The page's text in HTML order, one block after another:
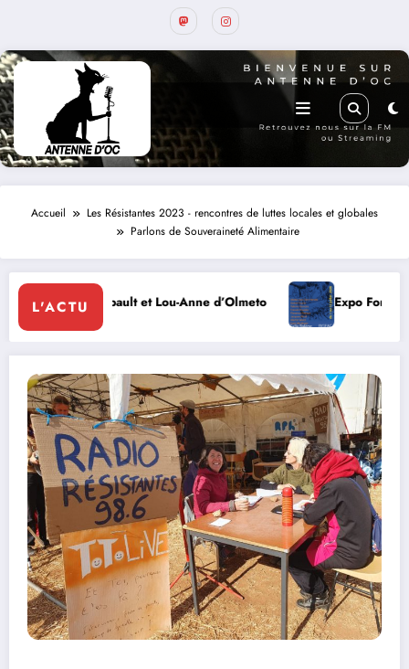
Accueil
Les Résistantes 2023 - rencontres de luttes locales et globales
Parlons de Souveraineté Alimentaire
L'ACTU Expo Forum Lotois Art Contemporain 2026